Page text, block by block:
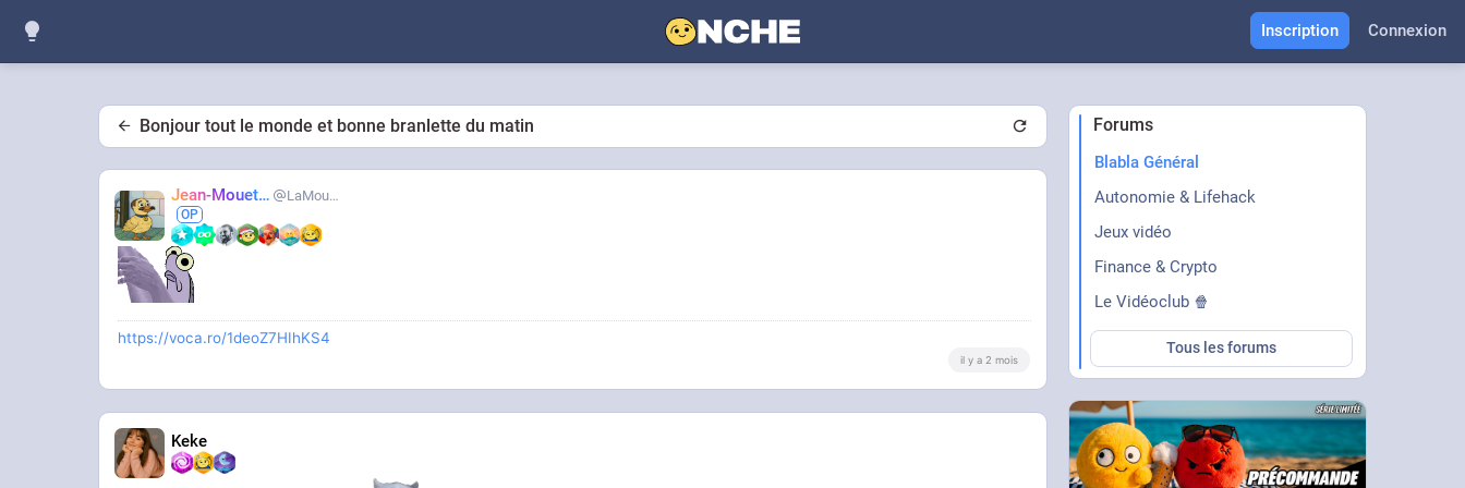
Inscription Connexion
Bonjour tout le monde et bonne branlette du matin
Jean-Mouette LaMouetteAhi
https://voca.ro/1deoZ7HIhKS4
il y a 2 mois
Keke
Forums
Blabla Général
Autonomie & Lifehack
Jeux vidéo
Finance & Crypto
Le Vidéoclub 🍿
Tous les forums